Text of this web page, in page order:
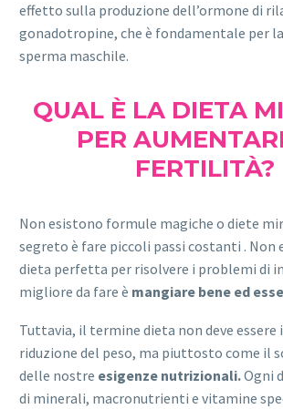
effetto sulla produzione dell’ormone di
gonadotropine, che è fondamentale per
sperma maschile.
QUAL È LA DIETA
PER
FERTILITÀ?
Non esistono formule magiche o diete
segreto è fare piccoli passi costanti . Non
dieta perfetta per risolvere i problemi di
migliore da fare è mangiare bene ed
Tuttavia, il termine dieta non deve essere
riduzione del peso, ma piuttosto come il
delle nostre esigenze nutrizionali.Ogni
di minerali, macronutrienti e vitamine